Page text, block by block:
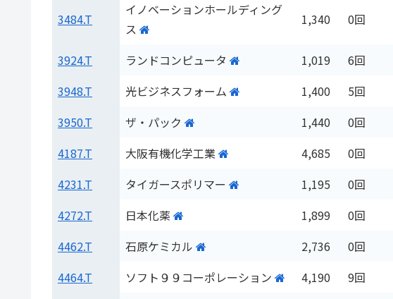
3484.T
イノベーションホールディング
ス
1,340 0回
3924.T ランドコンピュータ 1,019 6回
3948.T
光ビジネスフォーム 1,400 5回
3950.T
ザ・パック 1,440 0回
4187.T
大阪有機化学工業 4,685 0回
4231.T
タイガースポリマー 1,195 0回
4272.T
日本化薬 1,899 0回
4462.T
石原ケミカル 2,736 0回
4464.T
ソフト９９コーポレーション 4,190 9回